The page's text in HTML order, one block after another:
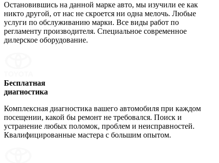
Остановившись на данной марке авто, мы изучили ее как
никто другой, от нас не скроется ни одна мелочь. Любые
услуги по обслуживанию марки. Все виды работ по
регламенту производителя. Специальное современное
дилерское оборудование.
Бесплатная
диагностика
Комплексная диагностика вашего автомобиля при каждом
посещении, какой бы ремонт не требовался. Поиск и
устранение любых поломок, проблем и неисправностей.
Квалифицированные мастера с большим опытом.